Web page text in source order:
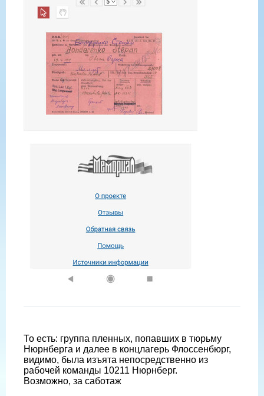
То есть: группа пленных, попавших в тюрьму
Нюрнберга и далее в концлагерь Флоссенбюрг,
видимо, была изъята непосредственно из
рабочей команды 10211 Нюрнберг.
Возможно, за саботаж